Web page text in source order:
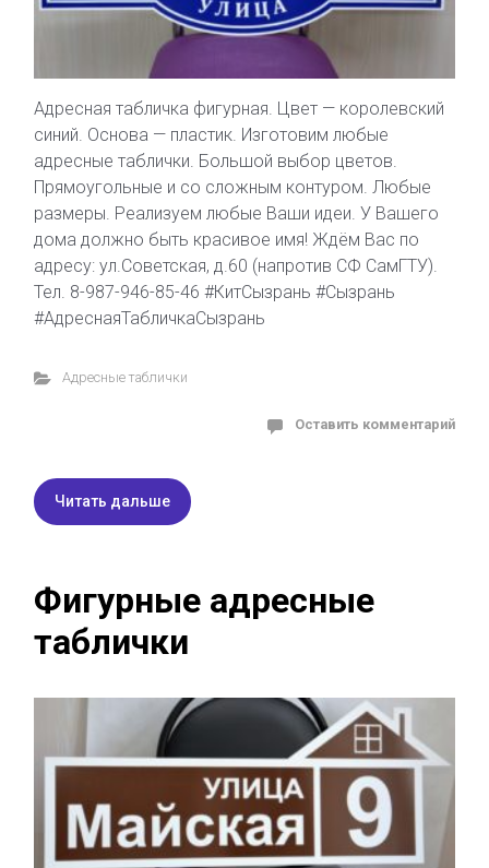
Адресная табличка фигурная. Цвет — королевский
синий. Основа — пластик. Изготовим любые
адресные таблички. Большой выбор цветов.
Прямоугольные и со сложным контуром. Любые
размеры. Реализуем любые Ваши идеи. У Вашего
дома должно быть красивое имя! Ждём Вас по
адресу: ул.Советская, д.60 (напротив СФ СамГТУ).
Тел. 8-987-946-85-46 #КитСызрань #Сызрань
#АдреснаяТабличкаСызрань
Адресные таблички
Оставить комментарий
Читать дальше
Фигурные адресные
таблички